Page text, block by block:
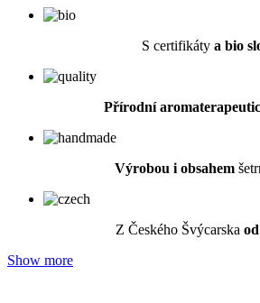
S certifikáty a bio
Přírodní a
Výrobou i obsahem
Z Českého Švýcarska
Show more